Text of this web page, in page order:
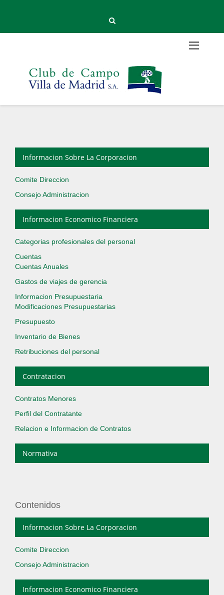
Informacion Sobre La Corporacion
Comite Direccion
Consejo Administracion
Informacion Economico Financiera
Categorias profesionales del personal
Cuentas
Cuentas Anuales
Gastos de viajes de gerencia
Informacion Presupuestaria
Modificaciones Presupuestarias
Presupuesto
Inventario de Bienes
Retribuciones del personal
Contratacion
Contratos Menores
Perfil del Contratante
Relacion e Informacion de Contratos
Normativa
Contenidos
Informacion Sobre La Corporacion
Comite Direccion
Consejo Administracion
Informacion Economico Financiera